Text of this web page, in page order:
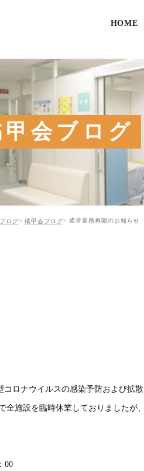
HOME
甲会ブログ
ブログ 橘甲会ブログ 通常業務再開のお知らせ
ロナウイルスの感染予防および拡散
施設を臨時休業しておりましたが、
00